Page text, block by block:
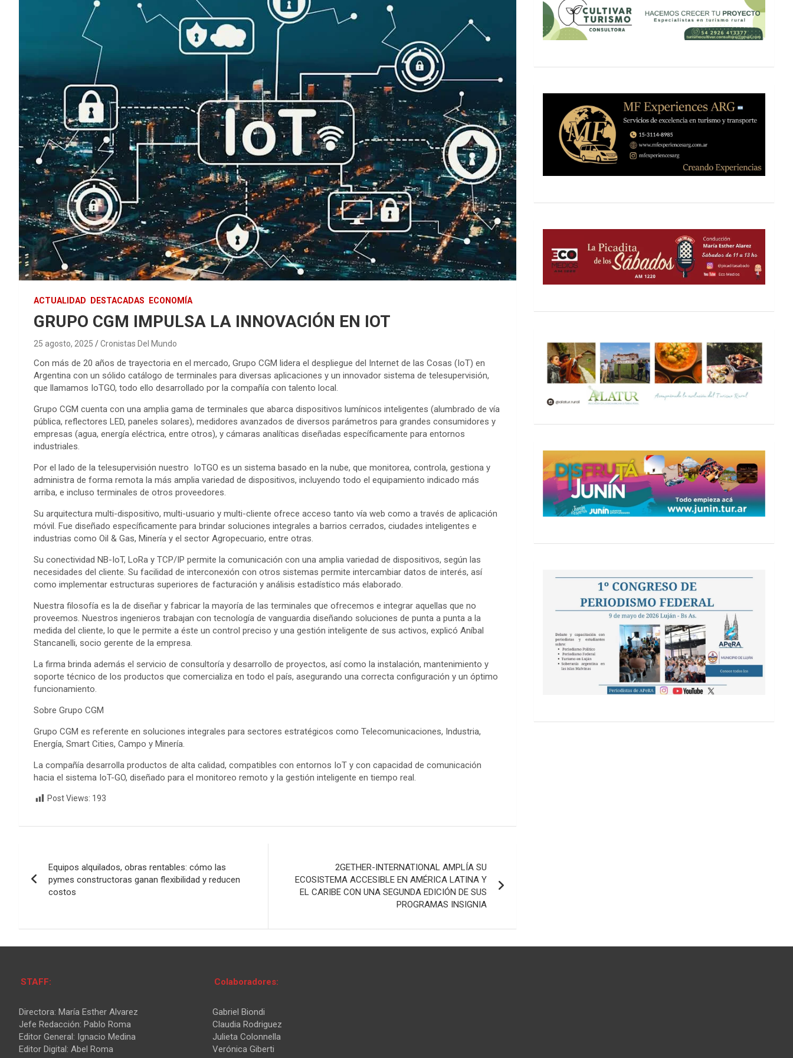
ACTUALIDAD DESTACADAS ECONOMÍA
GRUPO CGM IMPULSA LA INNOVACIÓN EN IOT
25 agosto, 2025 Cronistas Del Mundo
Con más de 20 años de trayectoria en el mercado, Grupo CGM lidera el despliegue del Internet de las Cosas (IoT) en
Argentina con un sólido catálogo de terminales para diversas aplicaciones y un innovador sistema de telesupervisión,
que llamamos IoTGO, todo ello desarrollado por la compañía con talento local.
Grupo CGM cuenta con una amplia gama de terminales que abarca dispositivos lumínicos inteligentes (alumbrado de vía
pública, reflectores LED, paneles solares), medidores avanzados de diversos parámetros para grandes consumidores y
empresas (agua, energía eléctrica, entre otros), y cámaras analíticas diseñadas específicamente para entornos
industriales.
Por el lado de la telesupervisión nuestro IoTGO es un sistema basado en la nube, que monitorea, controla, gestiona y
administra de forma remota la más amplia variedad de dispositivos, incluyendo todo el equipamiento indicado más
arriba, e incluso terminales de otros proveedores.
Su arquitectura multi-dispositivo, multi-usuario y multi-cliente ofrece acceso tanto vía web como a través de aplicación
móvil. Fue diseñado específicamente para brindar soluciones integrales a barrios cerrados, ciudades inteligentes e
industrias como Oil & Gas, Minería y el sector Agropecuario, entre otras.
Su conectividad NB-IoT, LoRa y TCP/IP permite la comunicación con una amplia variedad de dispositivos, según las
necesidades del cliente. Su facilidad de interconexión con otros sistemas permite intercambiar datos de interés, así
como implementar estructuras superiores de facturación y análisis estadístico más elaborado.
Nuestra filosofía es la de diseñar y fabricar la mayoría de las terminales que ofrecemos e integrar aquellas que no
proveemos. Nuestros ingenieros trabajan con tecnología de vanguardia diseñando soluciones de punta a punta a la
medida del cliente, lo que le permite a éste un control preciso y una gestión inteligente de sus activos, explicó Aníbal
Stancanelli, socio gerente de la empresa.
La firma brinda además el servicio de consultoría y desarrollo de proyectos, así como la instalación, mantenimiento y
soporte técnico de los productos que comercializa en todo el país, asegurando una correcta configuración y un óptimo
funcionamiento.
Sobre Grupo CGM
Grupo CGM es referente en soluciones integrales para sectores estratégicos como Telecomunicaciones, Industria,
Energía, Smart Cities, Campo y Minería.
La compañía desarrolla productos de alta calidad, compatibles con entornos IoT y con capacidad de comunicación
hacia el sistema IoT-GO, diseñado para el monitoreo remoto y la gestión inteligente en tiempo real.
Post Views: 193
de
Equipos alquilados, obras rentables: cómo las
pymes constructoras ganan flexibilidad y reducen
costos
2GETHER-INTERNATIONAL AMPLÍA SU
ECOSISTEMA ACCESIBLE EN AMÉRICA LATINA Y
EL CARIBE CON UNA SEGUNDA EDICIÓN DE SUS
PROGRAMAS INSIGNIA
STAFF:
Directora: María Esther Alvarez
Jefe Redacción: Pablo Roma
Editor General: Ignacio Medina
Editor Digital: Abel Roma
Colaboradores:
Gabriel Biondi
Claudia Rodriguez
Julieta Colonnella
Verónica Giberti